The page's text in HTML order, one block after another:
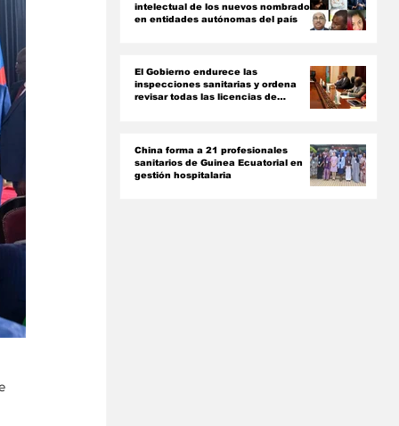
intelectual de los nuevos nombrados
en entidades autónomas del país ‎
El Gobierno endurece las
inspecciones sanitarias y ordena
revisar todas las licencias de
China forma a 21 profesionales
sanitarios de Guinea Ecuatorial en
gestión hospitalaria